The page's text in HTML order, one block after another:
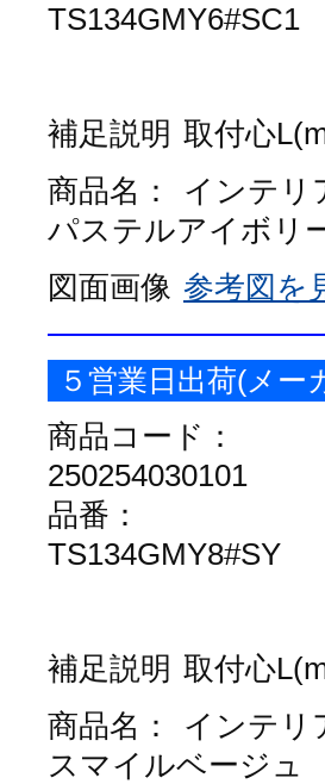
TS134GMY6#SC1
補足説明 取付心
商品名：
インテリ
パステルアイボリ
図面画像 参考図を
５営業日出荷(メー
商品コード：
250254030101
品番：
TS134GMY8#SY
補足説明 取付心
商品名：
インテリ
スマイルベージュ